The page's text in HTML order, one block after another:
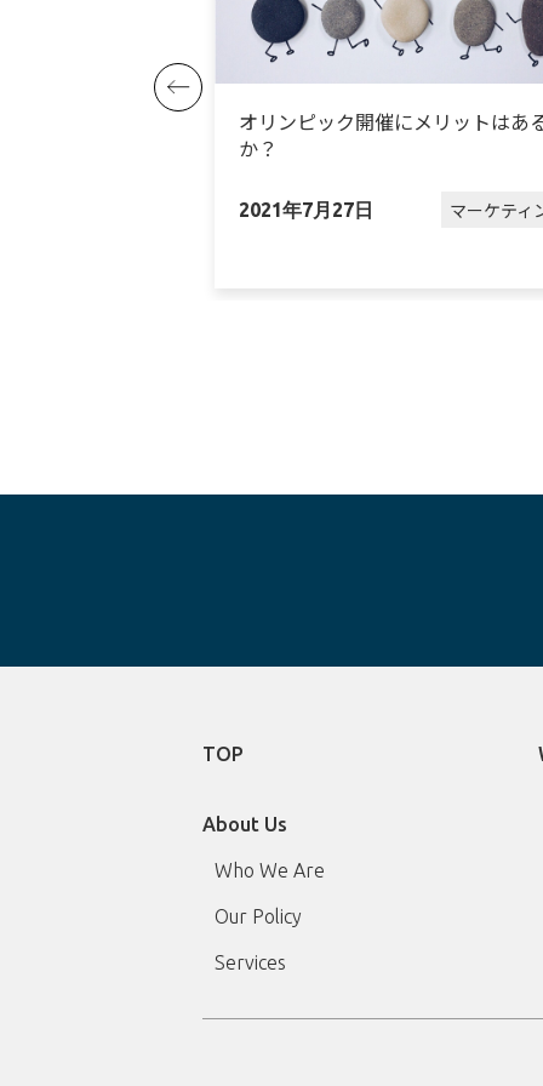
オリンピック開催にメリットはあ
か？
2021年7月27日 マーケティ
TOP
About Us
Who We Are
Our Policy
Services